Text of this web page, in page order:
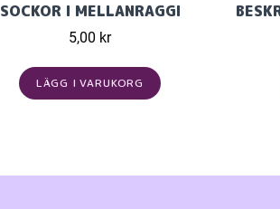
SOCKOR I MELLANRAGGI
5,00 kr
LÄGG I VARUKORG